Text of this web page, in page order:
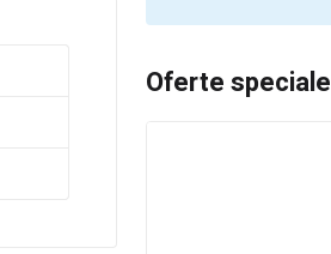
Oferte speciale